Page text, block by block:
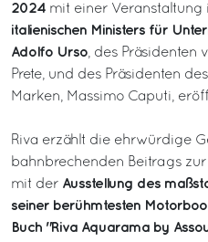
2024 mit einer Veranstaltung
italienischen Ministers für
Adolfo Urso , des Präsidenten
Prete, und des Präsidenten
Marken, Massimo Caputi,
Riva erzählt die ehrwürdige
bahnbrechenden Beitrags
mit der Ausstellung des
seiner berühmtesten
Buch "Riva Aquarama by